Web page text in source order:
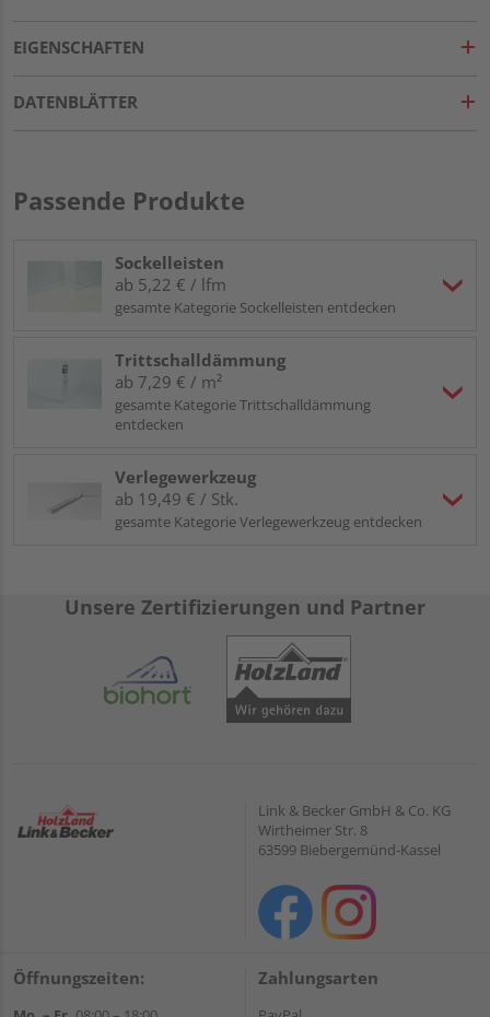
EIGENSCHAFTEN
DATENBLÄTTER
Passende Produkte
Sockelleisten
ab 5,22 € / lfm
gesamte Kategorie Sockelleisten entdecken
Trittschalldämmung
ab 7,29 € / m²
gesamte Kategorie Trittschalldämmung
entdecken
Verlegewerkzeug
ab 19,49 € / Stk.
gesamte Kategorie Verlegewerkzeug entdecken
Unsere Zertifizierungen und Partner
Link & Becker GmbH & Co. KG
Wirtheimer Str. 8
63599 Biebergemünd-Kassel
Öffnungszeiten: Zahlungsarten